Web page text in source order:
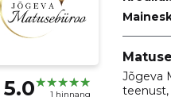
5.0 1 hinnang
Jõgeva
teenust,